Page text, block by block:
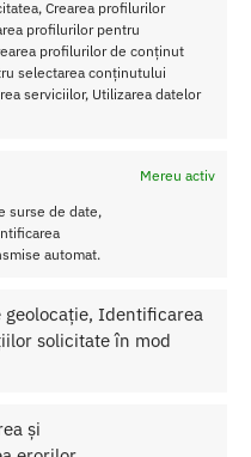
Crearea profilurilor
profilurilor pentru
profilurilor de conținut
selectarea conținutului
serviciilor, Utilizarea datelor
Mereu activ
surse de date,
automat.
Identificarea
solicitate în mod
și
poate fi folosita pentru a-ti
in jocurile erotice,
un plus de picanterie si
un mod rafinat si sofisticat.